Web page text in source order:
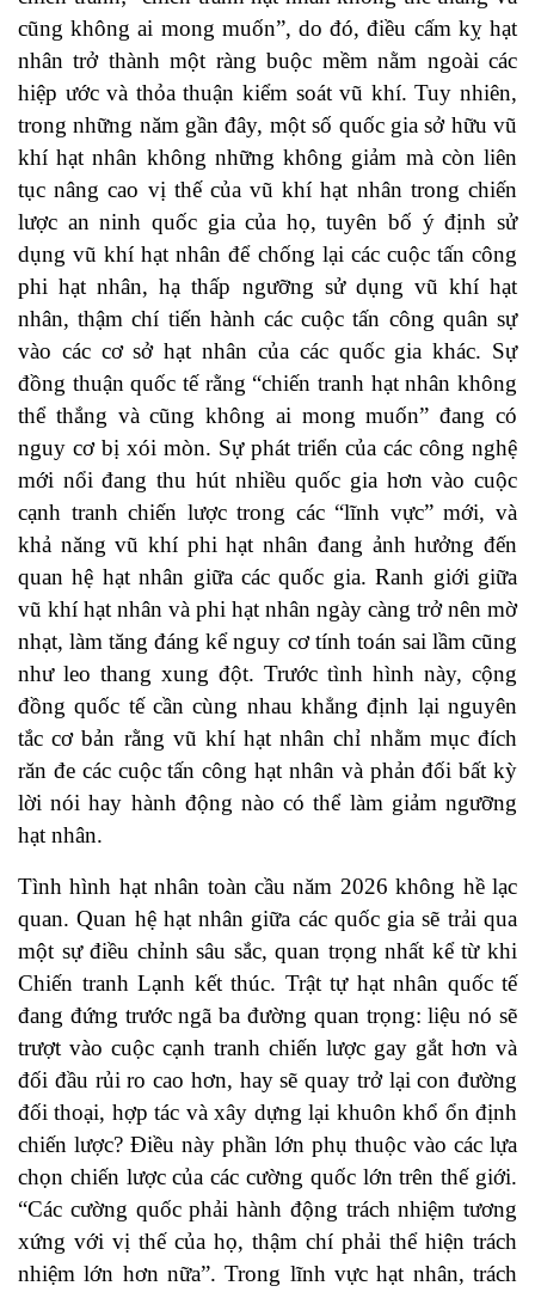
cũng không ai mong muốn”, do đó, điều cấm kỵ hạt
nhân trở thành một ràng buộc mềm nằm ngoài các
hiệp ước và thỏa thuận kiểm soát vũ khí. Tuy nhiên,
trong những năm gần đây, một số quốc gia sở hữu vũ
khí hạt nhân không những không giảm mà còn liên
tục nâng cao vị thế của vũ khí hạt nhân trong chiến
lược an ninh quốc gia của họ, tuyên bố ý định sử
dụng vũ khí hạt nhân để chống lại các cuộc tấn công
phi hạt nhân, hạ thấp ngưỡng sử dụng vũ khí hạt
nhân, thậm chí tiến hành các cuộc tấn công quân sự
vào các cơ sở hạt nhân của các quốc gia khác. Sự
đồng thuận quốc tế rằng “chiến tranh hạt nhân không
thể thắng và cũng không ai mong muốn” đang có
nguy cơ bị xói mòn. Sự phát triển của các công nghệ
mới nổi đang thu hút nhiều quốc gia hơn vào cuộc
cạnh tranh chiến lược trong các “lĩnh vực” mới, và
khả năng vũ khí phi hạt nhân đang ảnh hưởng đến
quan hệ hạt nhân giữa các quốc gia. Ranh giới giữa
vũ khí hạt nhân và phi hạt nhân ngày càng trở nên mờ
nhạt, làm tăng đáng kể nguy cơ tính toán sai lầm cũng
như leo thang xung đột. Trước tình hình này, cộng
đồng quốc tế cần cùng nhau khẳng định lại nguyên
tắc cơ bản rằng vũ khí hạt nhân chỉ nhằm mục đích
răn đe các cuộc tấn công hạt nhân và phản đối bất kỳ
lời nói hay hành động nào có thể làm giảm ngưỡng
hạt nhân.
Tình hình hạt nhân toàn cầu năm 2026 không hề lạc
quan. Quan hệ hạt nhân giữa các quốc gia sẽ trải qua
một sự điều chỉnh sâu sắc, quan trọng nhất kể từ khi
Chiến tranh Lạnh kết thúc. Trật tự hạt nhân quốc tế
đang đứng trước ngã ba đường quan trọng: liệu nó sẽ
trượt vào cuộc cạnh tranh chiến lược gay gắt hơn và
đối đầu rủi ro cao hơn, hay sẽ quay trở lại con đường
đối thoại, hợp tác và xây dựng lại khuôn khổ ổn định
chiến lược? Điều này phần lớn phụ thuộc vào các lựa
chọn chiến lược của các cường quốc lớn trên thế giới.
“Các cường quốc phải hành động trách nhiệm tương
xứng với vị thế của họ, thậm chí phải thể hiện trách
nhiệm lớn hơn nữa”. Trong lĩnh vực hạt nhân, trách